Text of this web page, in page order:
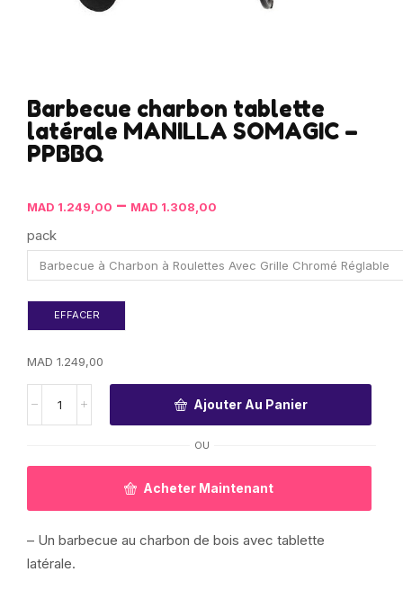
Barbecue charbon tablette
latérale MANILLA SOMAGIC –
PPBBQ
MAD 1.249,00 – MAD 1.308,00
pack
EFFACER
MAD 1.249,00
Ajouter Au Panier
OU
Acheter Maintenant
– Un barbecue au charbon de bois avec tablette
latérale.